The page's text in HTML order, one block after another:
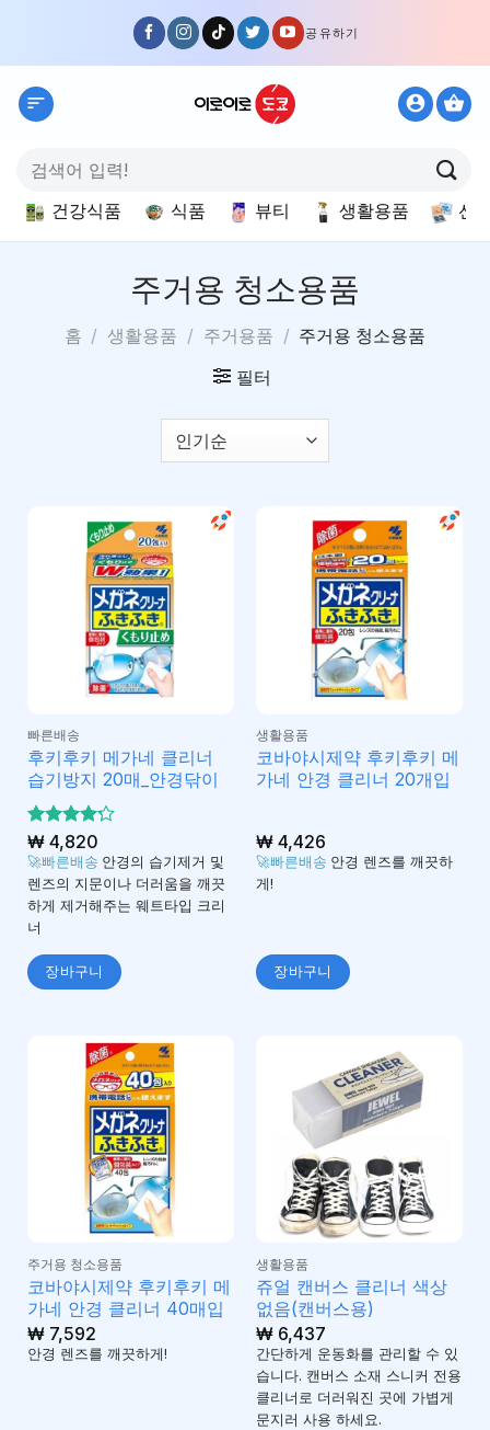
content
공유하기
색:
건강식품 식품 뷰티 생활용품 선
주거용 청소용품
홈 / 생활용품 / 주거용품 / 주거용 청소용품
필터
빠른배송
후키후키 메가네 클리너
습기방지 20매_안경닦이
5 중에서
4.2로 평
가됨
₩4,820
🚀빠른배송 안경의 습기제거 및
렌즈의 지문이나 더러움을 깨끗
하게 제거해주는 웨트타입 크리
너
장바구니
생활용품
코바야시제약 후키후키 메
가네 안경 클리너 20개입
₩4,426
🚀빠른배송 안경 렌즈를 깨끗하
게!
장바구니
주거용 청소용품
코바야시제약 후키후키 메
가네 안경 클리너 40매입
₩7,592
안경 렌즈를 깨끗하게!
생활용품
쥬얼 캔버스 클리너 색상
없음(캔버스용)
₩6,437
간단하게 운동화를 관리할 수 있
습니다. 캔버스 소재 스니커 전용
클리너로 더러워진 곳에 가볍게
문지러 사용 하세요.